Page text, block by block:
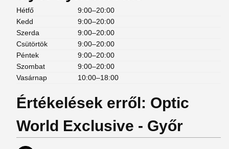
Hétfő
9:00–20:00
Kedd
9:00–20:00
Szerda
9:00–20:00
Csütörtök
9:00–20:00
Péntek
9:00–20:00
Szombat
9:00–20:00
Vasárnap
10:00–18:00
Értékelések erről: Optic
World Exclusive - Győr